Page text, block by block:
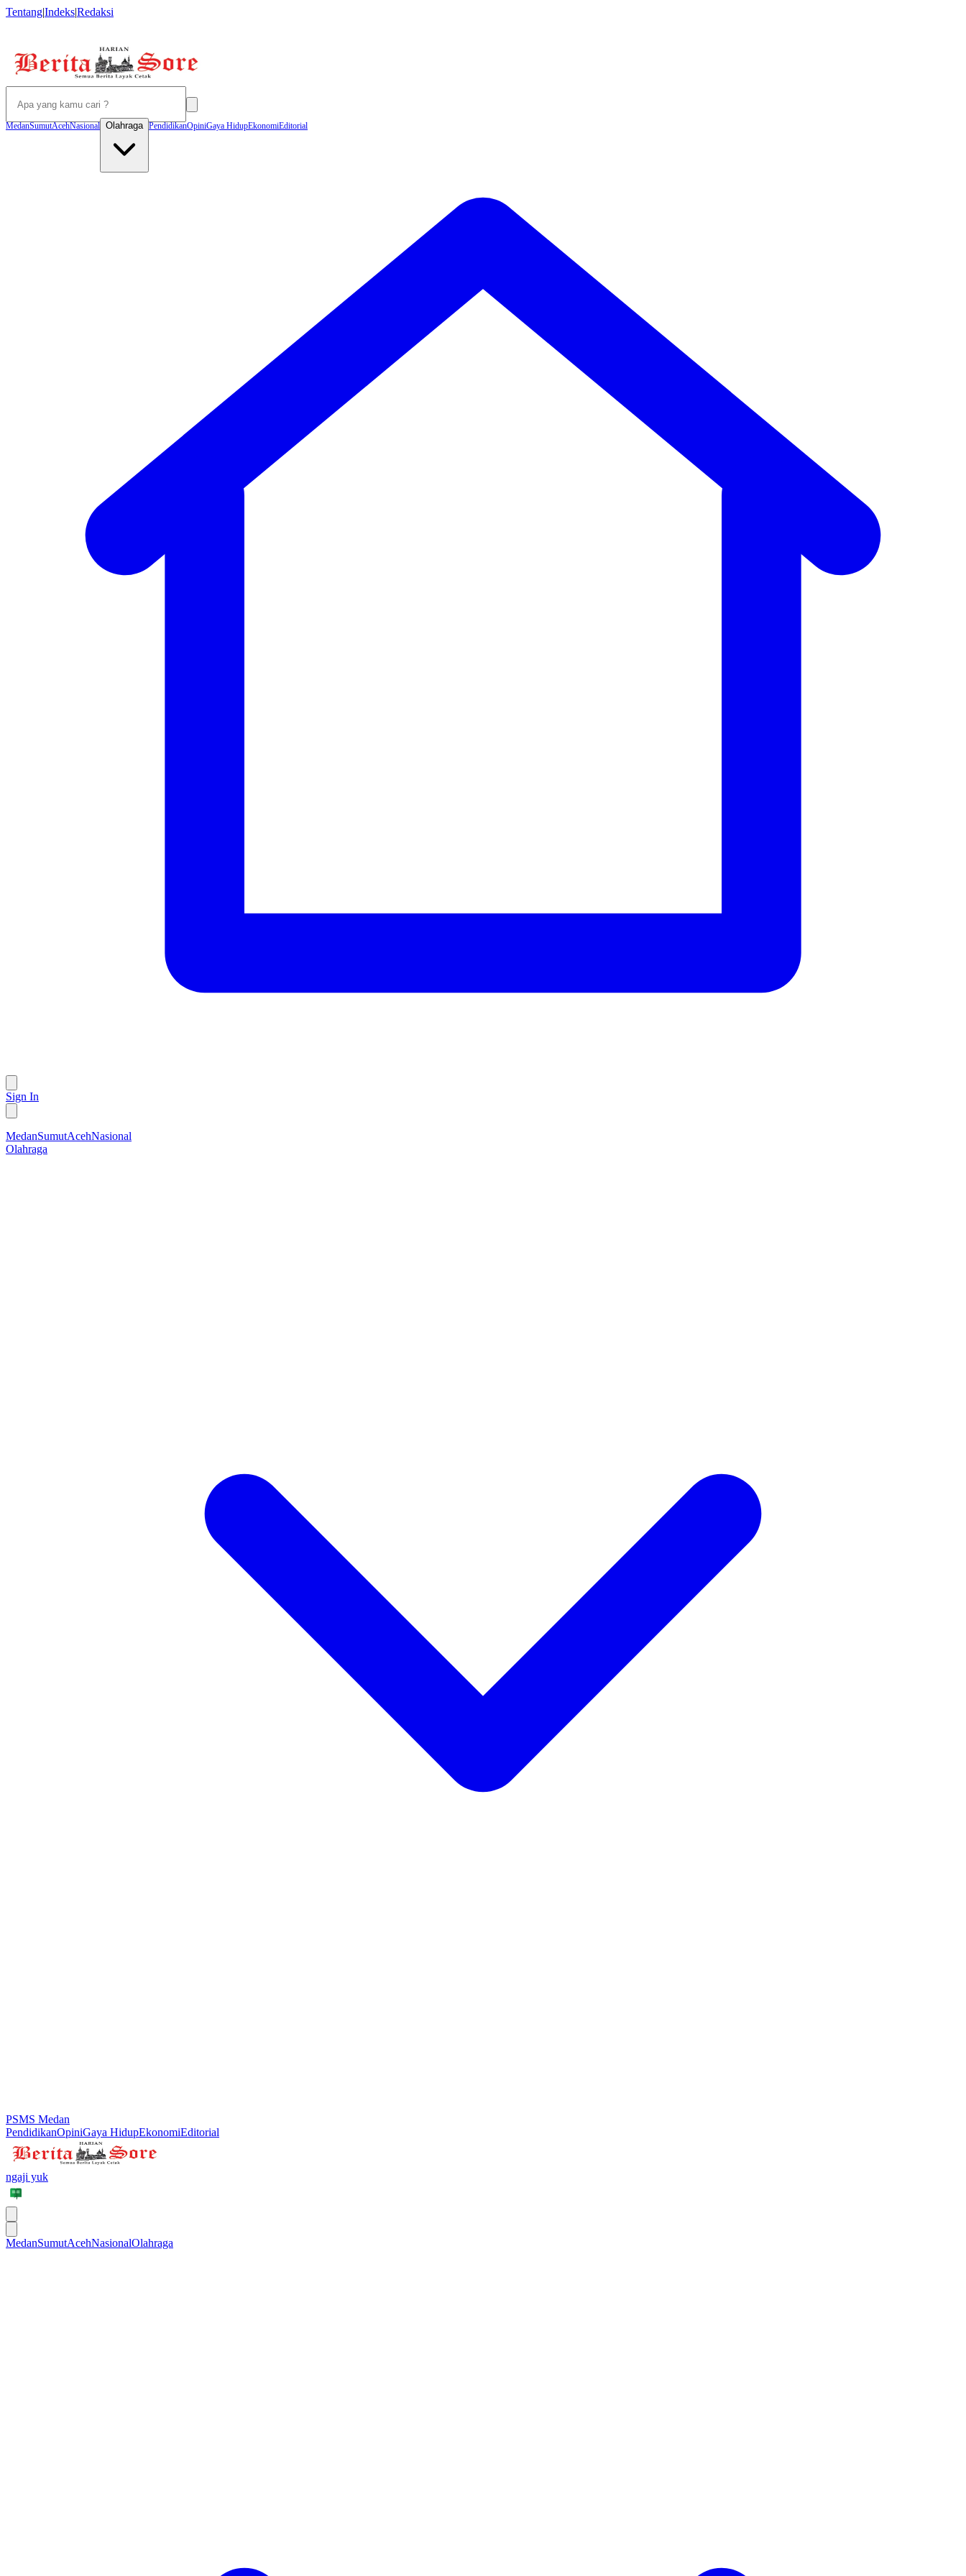
Tentang|Indeks|Redaksi
MedanSumutAcehNasional Olahraga PendidikanOpiniGaya HidupEkonomiEditorial
Sign In
MedanSumutAcehNasional
Olahraga
PSMS Medan
PendidikanOpiniGaya HidupEkonomiEditorial
ngaji yuk
MedanSumutAcehNasionalOlahraga